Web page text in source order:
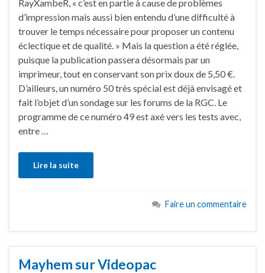
RayXambeR, « c’est en partie à cause de problèmes
d’impression mais aussi bien entendu d’une difficulté à
trouver le temps nécessaire pour proposer un contenu
éclectique et de qualité. » Mais la question a été réglée,
puisque la publication passera désormais par un
imprimeur, tout en conservant son prix doux de 5,50 €.
D’ailleurs, un numéro 50 très spécial est déjà envisagé et
fait l’objet d’un sondage sur les forums de la RGC. Le
programme de ce numéro 49 est axé vers les tests avec,
entre …
Lire la suite
Faire un commentaire
Mayhem sur Videopac